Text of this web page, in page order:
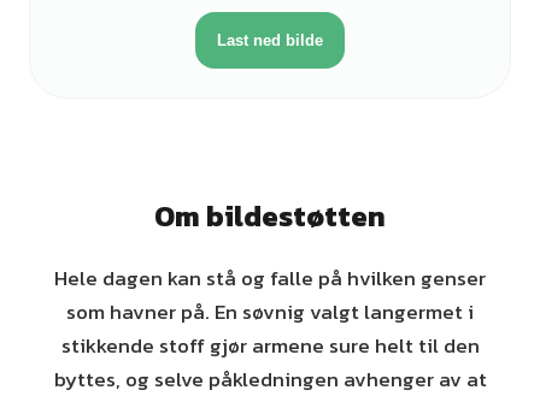
Last ned bilde
Om bildestøtten
Hele dagen kan stå og falle på hvilken genser
som havner på. En søvnig valgt langermet i
stikkende stoff gjør armene sure helt til den
byttes, og selve påkledningen avhenger av at